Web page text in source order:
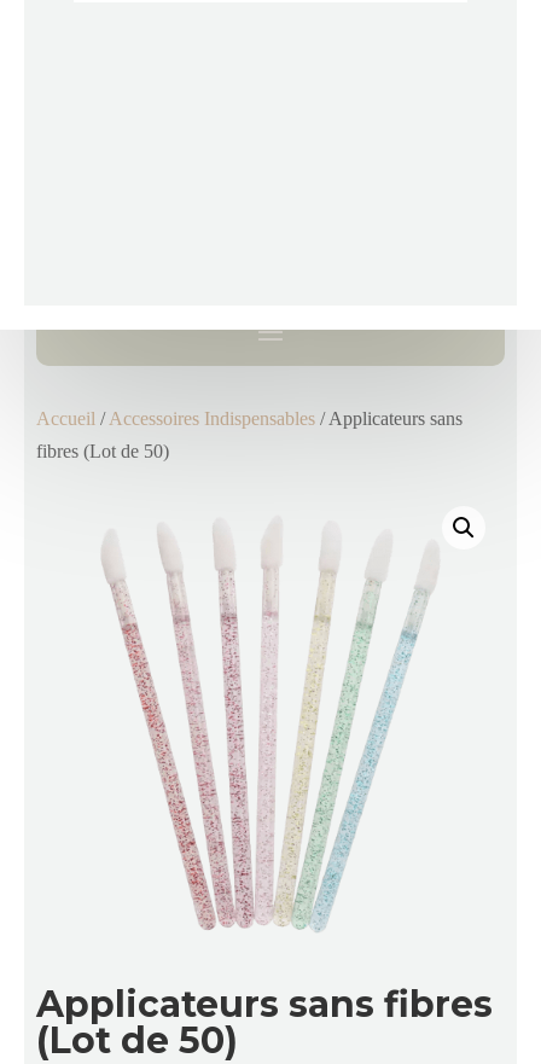
Accueil /Accessoires Indispensables / Applicateurs sans
fibres (Lot de 50)
Applicateurs sans fibres
(Lot de 50)